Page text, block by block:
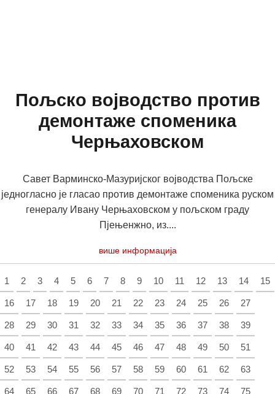
Пољско војводство против
демонтаже споменика
Черњаховском
Савет Варминско-Мазуријског војводства Пољске
једногласно је гласао против демонтаже споменика руском
генералу Ивану Черњаховском у пољском граду
Пјењенжно, из....
више информација
1 2 3 4 5 6 7 8 9 10 11 12 13 14 15
16 17 18 19 20 21 22 23 24 25 26 27
28 29 30 31 32 33 34 35 36 37 38 39
40 41 42 43 44 45 46 47 48 49 50 51
52 53 54 55 56 57 58 59 60 61 62 63
64 65 66 67 68 69 70 71 72 73 74 75